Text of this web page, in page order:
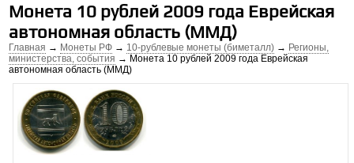
Монета 10 рублей 2009 года Еврейская
автономная область (ММД)
Главная → Монеты РФ → 10-рублевые монеты (биметалл) → Регионы,
министерства, события → Монета 10 рублей 2009 года Еврейская
автономная область (ММД)